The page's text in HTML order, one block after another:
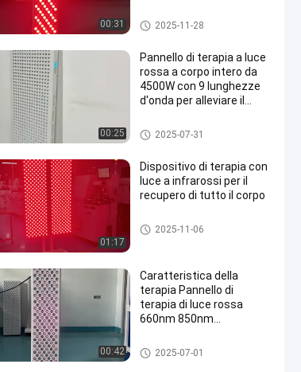
00:31
200 chip LED per uso
domestico
Macchine di terapia di luce ros
sa
2025-11-28
00:25
Pannello di terapia a luce
rossa a corpo intero da
4500W con 9 lunghezze
d'onda per alleviare il
pelle e recuperare i
muscoli
Macchine di terapia di luce ros
sa
2025-07-31
01:17
Dispositivo di terapia con
luce a infrarossi per il
recupero di tutto il corpo
Macchine di terapia di luce ros
sa
2025-11-06
00:42
Caratteristica della
terapia Pannello di
terapia di luce rossa
660nm 850nm
clinica di sollievo dal
dolore Home LED
Macchine di terapia di luce ros
sa
2025-07-01